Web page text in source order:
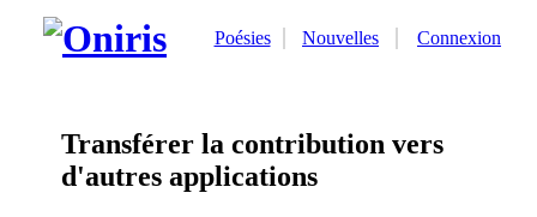
Poésies Nouvelles Connexion
Transférer la contribution vers
d'autres applications